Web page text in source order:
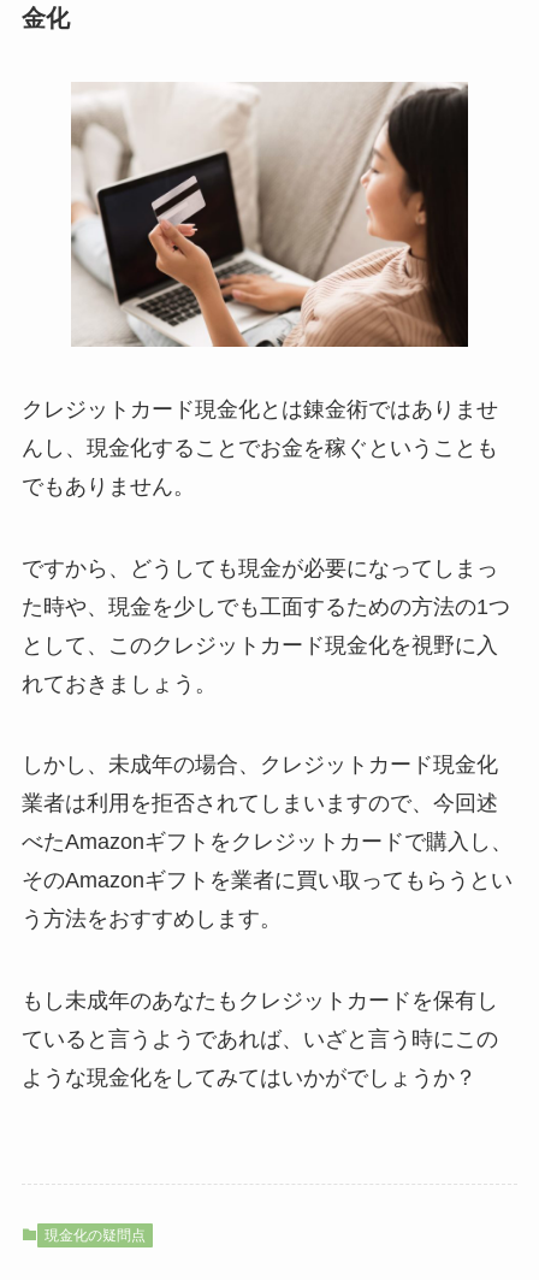
金化
クレジットカード現金化とは錬金術ではありませ
んし、現金化することでお金を稼ぐということも
でもありません。
ですから、どうしても現金が必要になってしまっ
た時や、現金を少しでも工面するための方法の1つ
として、このクレジットカード現金化を視野に入
れておきましょう。
しかし、未成年の場合、クレジットカード現金化
業者は利用を拒否されてしまいますので、今回述
べたAmazonギフトをクレジットカードで購入し、
そのAmazonギフトを業者に買い取ってもらうとい
う方法をおすすめします。
もし未成年のあなたもクレジットカードを保有し
ていると言うようであれば、いざと言う時にこの
ような現金化をしてみてはいかがでしょうか？
現金化の疑問点